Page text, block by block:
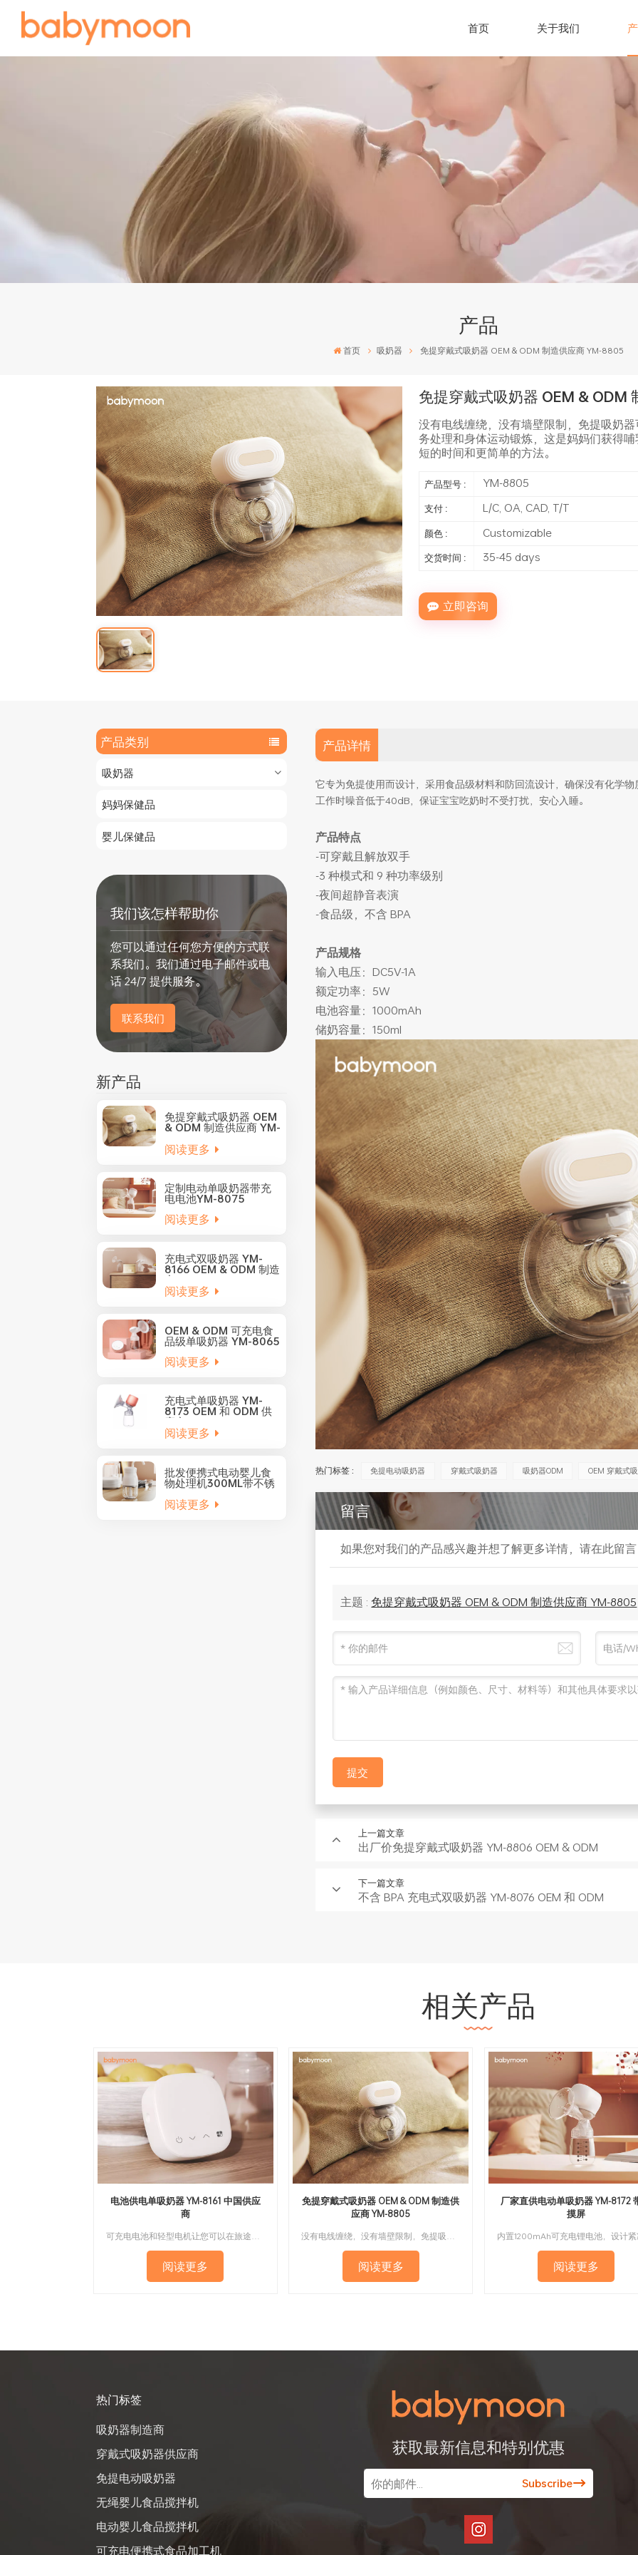
首页 关于我们
产品
首页 吸奶器 免提穿戴式吸奶器 OEM & ODM 制造供应商 YM-8805
免提穿戴式吸奶器 OEM & ODM
没有电线缠绕，没有墙壁限制，免提吸奶
务处理和身体运动锻炼，这是妈妈们获得
短的时间和更简单的方法。
产品型号 : YM-8805
支付 : L/C, OA, CAD, T/T
颜色 : Customizable
交货时间 : 35-45 days
立即咨询
产品类别
吸奶器
妈妈保健品
婴儿保健品
我们该怎样帮助你
您可以通过任何您方便的方式联
系我们。我们通过电子邮件或电
话 24/7 提供服务。
联系我们
新产品
免提穿戴式吸奶器 OEM
& ODM 制造供应商 YM-
阅读更多
定制电动单吸奶器带充
电电池YM-8075
阅读更多
充电式双吸奶器 YM-
8166 OEM & ODM 制造
商
阅读更多
OEM & ODM 可充电食
品级单吸奶器 YM-8065
阅读更多
充电式单吸奶器 YM-
8173 OEM 和 ODM 供
应商
阅读更多
批发便携式电动婴儿食
物处理机300ML带不锈
钢刀片YM-5001
阅读更多
产品详情
它专为免提使用而设计，采用食品级材料和防回流设计，确保没有化学物
工作时噪音低于40dB，保证宝宝吃奶时不受打扰，安心入睡。
产品特点
-可穿戴且解放双手
-3 种模式和 9 种功率级别
-夜间超静音表演
-食品级，不含 BPA
产品规格
输入电压：DC5V-1A
额定功率：5W
电池容量：1000mAh
储奶容量：150ml
热门标签 : 免提电动吸奶器 穿戴式吸奶器 吸奶器ODM OEM 穿戴式
留言
如果您对我们的产品感兴趣并想了解更多详情，请在此留言
主题 : 免提穿戴式吸奶器 OEM & ODM 制造供应商 YM-8805
提交
上一篇文章
出厂价免提穿戴式吸奶器 YM-8806 OEM & ODM
下一篇文章
不含 BPA 充电式双吸奶器 YM-8076 OEM 和 ODM
相关产品
电池供电单吸奶器 YM-8161 中国供应
商
可充电电池和轻型电机让您可以在旅途中吸奶，在没有电源插座、无需携带电线的情况下吸奶。可提供 ODM 和 OEM。
阅读更多
免提穿戴式吸奶器 OEM & ODM 制造供
应商 YM-8805
没有电线缠绕，没有墙壁限制，免提吸奶器可以实现终极自由走动，在吸奶时进行多任务处理和身体运动锻炼，这是妈妈们获得哺乳婴儿平衡并恢复正常生活的真正捷径。更短的时间和更简单的方法。
阅读更多
厂家直供电动单吸奶器 YM-8172
摸屏
阅读更多
热门标签
吸奶器制造商
穿戴式吸奶器供应商
免提电动吸奶器
无绳婴儿食品搅拌机
电动婴儿食品搅拌机
可充电便携式食品加工机
获取最新信息和特别优惠